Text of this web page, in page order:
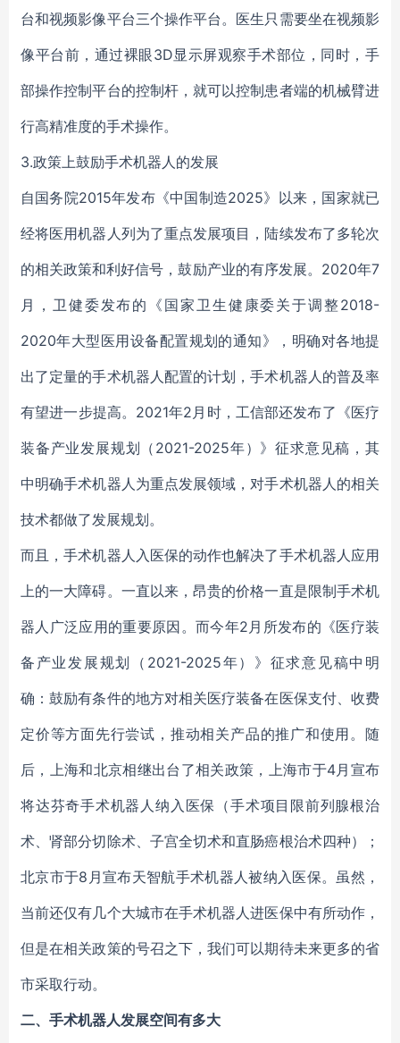
台和视频影像平台三个操作平台。医生只需要坐在视频影
像平台前，通过裸眼3D显示屏观察手术部位，同时，手
部操作控制平台的控制杆，就可以控制患者端的机械臂进
行高精准度的手术操作。
3.政策上鼓励手术机器人的发展
自国务院2015年发布《中国制造2025》以来，国家就已
经将医用机器人列为了重点发展项目，陆续发布了多轮次
的相关政策和利好信号，鼓励产业的有序发展。2020年7
月，卫健委发布的《国家卫生健康委关于调整2018-
2020年大型医用设备配置规划的通知》，明确对各地提
出了定量的手术机器人配置的计划，手术机器人的普及率
有望进一步提高。2021年2月时，工信部还发布了《医疗
装备产业发展规划（2021-2025年）》征求意见稿，其
中明确手术机器人为重点发展领域，对手术机器人的相关
技术都做了发展规划。
而且，手术机器人入医保的动作也解决了手术机器人应用
上的一大障碍。一直以来，昂贵的价格一直是限制手术机
器人广泛应用的重要原因。而今年2月所发布的《医疗装
备产业发展规划（2021-2025年）》征求意见稿中明
确：鼓励有条件的地方对相关医疗装备在医保支付、收费
定价等方面先行尝试，推动相关产品的推广和使用。随
后，上海和北京相继出台了相关政策，上海市于4月宣布
将达芬奇手术机器人纳入医保（手术项目限前列腺根治
术、肾部分切除术、子宫全切术和直肠癌根治术四种）；
北京市于8月宣布天智航手术机器人被纳入医保。虽然，
当前还仅有几个大城市在手术机器人进医保中有所动作，
但是在相关政策的号召之下，我们可以期待未来更多的省
市采取行动。
二、 手术机器人发展空间有多大